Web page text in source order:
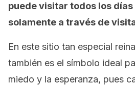
puede visitar todos los
solamente a través de
En este sitio tan especial
también es el símbolo ideal
miedo y la esperanza, pues